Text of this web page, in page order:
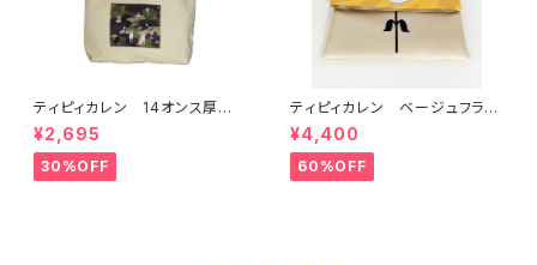
ティピィカレン 14オンス厚手
キャンバス横長トートバッグ
¥2,695
30%OFF
ティピィカレン ベージュフラワ
ー柄クラッチ型２WAYバッグ
¥4,400
60%OFF